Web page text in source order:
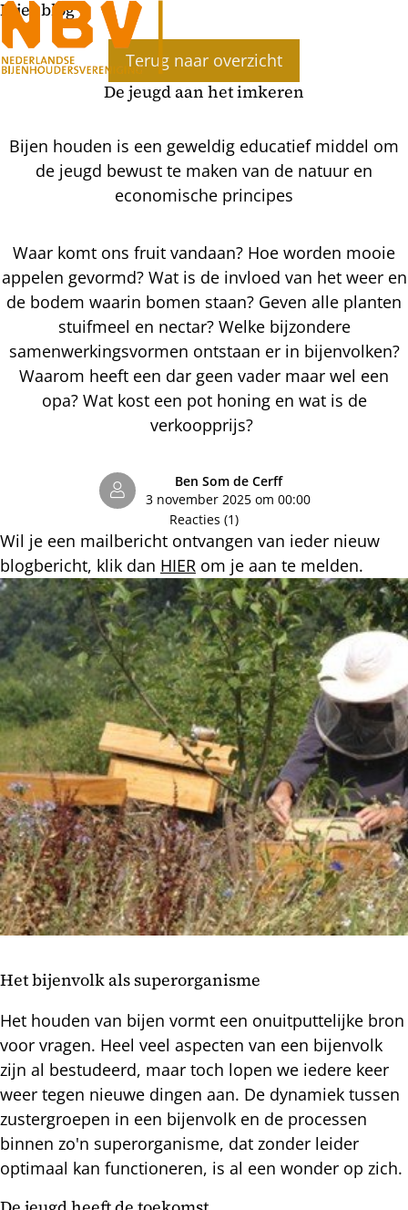
Bijenblog
Terug naar overzicht
De jeugd aan het imkeren
Bijen houden is een geweldig educatief middel om
de jeugd bewust te maken van de natuur en
economische principes
Waar komt ons fruit vandaan? Hoe worden mooie
appelen gevormd? Wat is de invloed van het weer en
de bodem waarin bomen staan? Geven alle planten
stuifmeel en nectar? Welke bijzondere
samenwerkingsvormen ontstaan er in bijenvolken?
Waarom heeft een dar geen vader maar wel een
opa? Wat kost een pot honing en wat is de
verkoopprijs?
Ben Som de Cerff
3 november 2025 om 00:00
Reacties (1)
Wil je een mailbericht ontvangen van ieder nieuw
blogbericht, klik dan HIER om je aan te melden.
Het bijenvolk als superorganisme
Het houden van bijen vormt een onuitputtelijke bron
voor vragen. Heel veel aspecten van een bijenvolk
zijn al bestudeerd, maar toch lopen we iedere keer
weer tegen nieuwe dingen aan. De dynamiek tussen
zustergroepen in een bijenvolk en de processen
binnen zo'n superorganisme, dat zonder leider
optimaal kan functioneren, is al een wonder op zich.